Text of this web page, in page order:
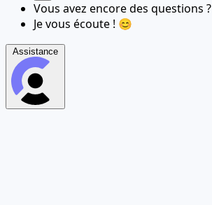
Vous avez encore des questions ?
Je vous écoute ! 😊
Assistance